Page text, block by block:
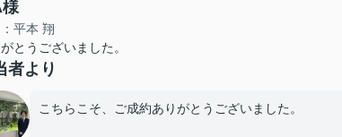
平本 翔
とうございました。
者より
こちらこそ、ご成約ありがとうございました。